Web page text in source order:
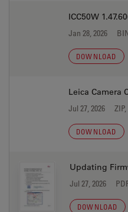
ICC50W
Jan 28, 2026
DOWNLOAD
Leica Camera
Jul 27, 2026
DOWNLOAD
Updating
Jul 27, 2026
DOWNLOAD